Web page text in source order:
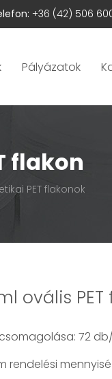
+36 (42) 506
Pályázatok
flakon
PET flakonok
ovális PET
72
rendelési